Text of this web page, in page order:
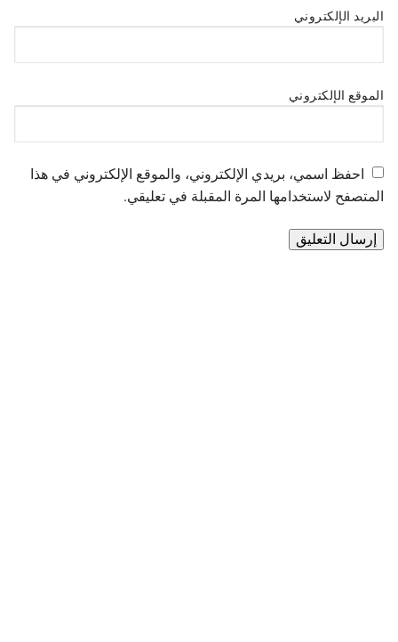
البريد الإلكتروني
الموقع الإلكتروني
احفظ اسمي، بريدي الإلكتروني، والموقع الإلكتروني في هذا
المتصفح لاستخدامها المرة المقبلة في تعليقي.